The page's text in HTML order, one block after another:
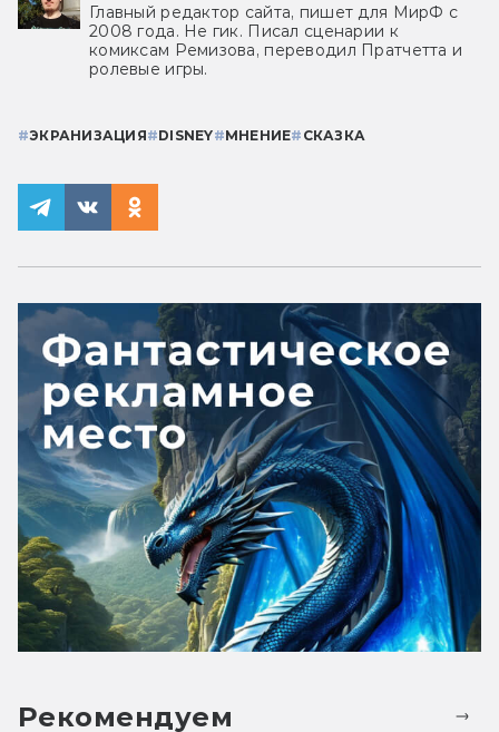
Главный редактор сайта, пишет для МирФ с
2008 года. Не гик. Писал сценарии к
комиксам Ремизова, переводил Пратчетта и
ролевые игры.
#ЭКРАНИЗАЦИЯ#DISNEY#МНЕНИЕ# СКАЗКА
Рекомендуем